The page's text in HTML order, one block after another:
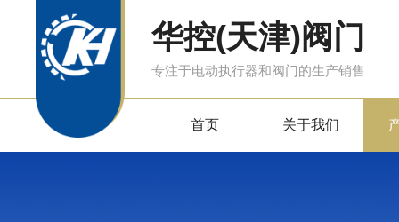
华控(天津)阀门
专注于电动执行器和阀门的生产销售
首页 关于我们